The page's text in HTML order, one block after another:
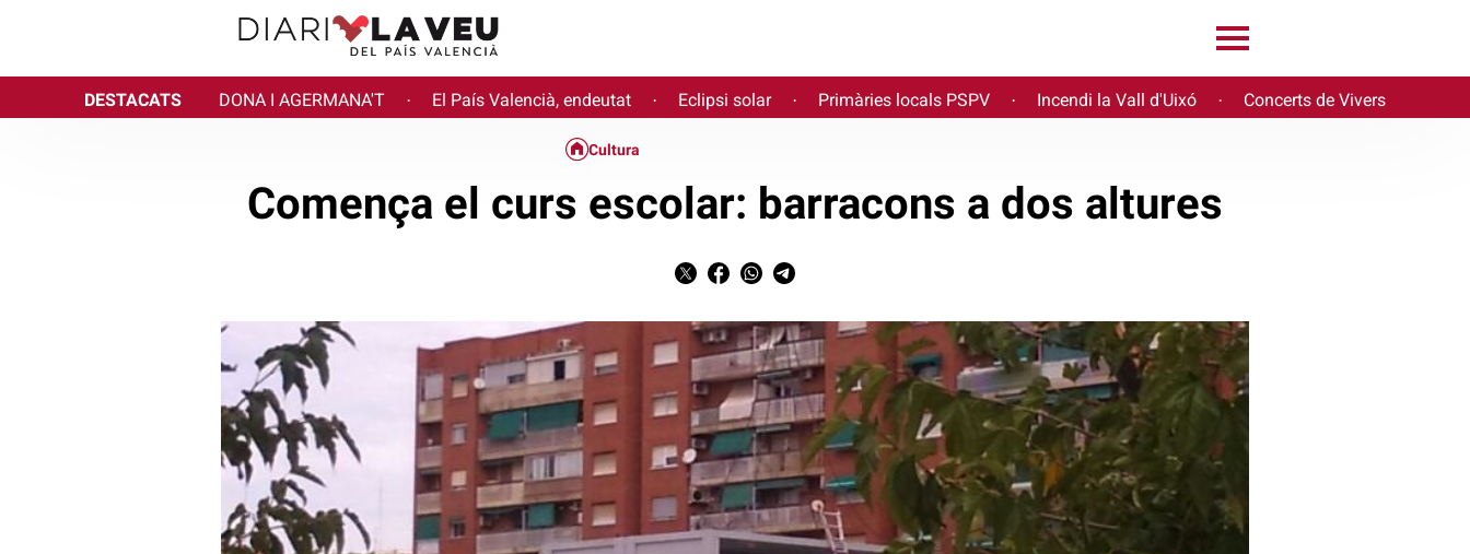
DESTACATS DONA I AGERMANA'T · El País Valencià, endeutat · Eclipsi solar · Primàries locals PSPV · Incendi la Vall d'Uixó · Concerts de Vivers
Cultura
Comença el curs escolar: barracons a dos altures